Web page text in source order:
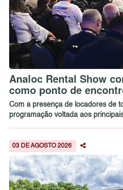
Analoc Rental Show
como ponto de
Com a presença de locadores de
programação voltada aos
03 DE AGOSTO 2026